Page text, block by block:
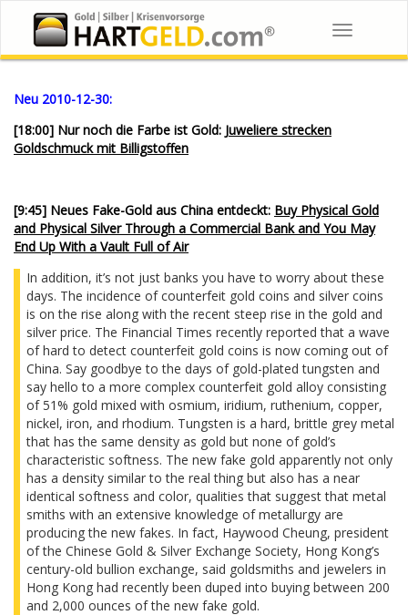
Toggle
navigation
Neu 2010-12-30:
[18:00] Nur noch die Farbe ist Gold: Juweliere strecken
Goldschmuck mit Billigstoffen
[9:45] Neues Fake-Gold aus China entdeckt: Buy Physical Gold
and Physical Silver Through a Commercial Bank and You May
End Up With a Vault Full of Air
In addition, it’s not just banks you have to worry about these
days. The incidence of counterfeit gold coins and silver coins
is on the rise along with the recent steep rise in the gold and
silver price. The Financial Times recently reported that a wave
of hard to detect counterfeit gold coins is now coming out of
China. Say goodbye to the days of gold-plated tungsten and
say hello to a more complex counterfeit gold alloy consisting
of 51% gold mixed with osmium, iridium, ruthenium, copper,
nickel, iron, and rhodium. Tungsten is a hard, brittle grey metal
that has the same density as gold but none of gold’s
characteristic softness. The new fake gold apparently not only
has a density similar to the real thing but also has a near
identical softness and color, qualities that suggest that metal
smiths with an extensive knowledge of metallurgy are
producing the new fakes. In fact, Haywood Cheung, president
of the Chinese Gold & Silver Exchange Society, Hong Kong’s
century-old bullion exchange, said goldsmiths and jewelers in
Hong Kong had recently been duped into buying between 200
and 2,000 ounces of the new fake gold.